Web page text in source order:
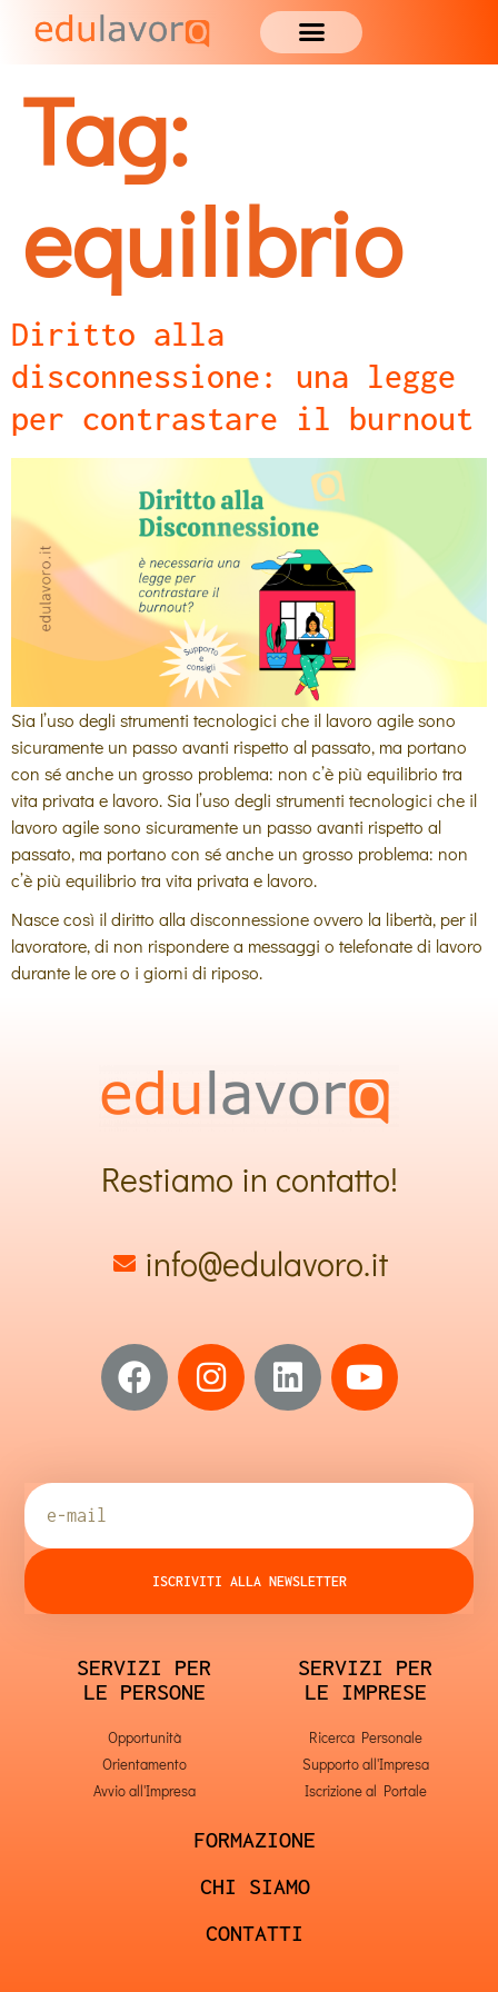
Tag:
equilibrio
Diritto alla
disconnessione: una legge
per contrastare il burnout
Sia l’uso degli strumenti tecnologici che il lavoro agile sono
sicuramente un passo avanti rispetto al passato, ma portano
con sé anche un grosso problema: non c’è più equilibrio tra
vita privata e lavoro. Sia l’uso degli strumenti tecnologici che il
lavoro agile sono sicuramente un passo avanti rispetto al
passato, ma portano con sé anche un grosso problema: non
c’è più equilibrio tra vita privata e lavoro.
Nasce così il diritto alla disconnessione ovvero la libertà, per il
lavoratore, di non rispondere a messaggi o telefonate di lavoro
durante le ore o i giorni di riposo.
Restiamo in contatto!
info@edulavoro.it
ISCRIVITI ALLA NEWSLETTER
SERVIZI PER
LE PERSONE
Opportunità
Orientamento
Avvio all'Impresa
SERVIZI PER
LE IMPRESE
Ricerca Personale
Supporto all'Impresa
Iscrizione al Portale
FORMAZIONE
CHI SIAMO
CONTATTI